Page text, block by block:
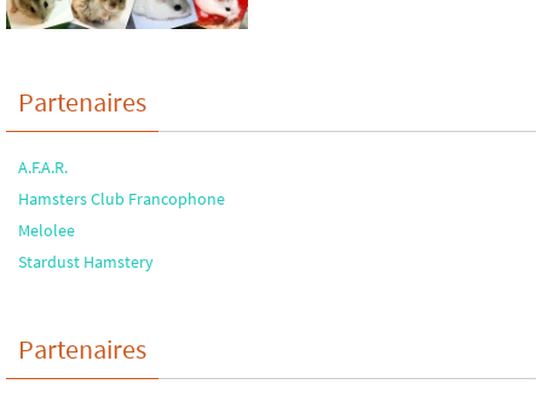
Partenaires
A.F.A.R.
Hamsters Club Francophone
Melolee
Stardust Hamstery
Partenaires